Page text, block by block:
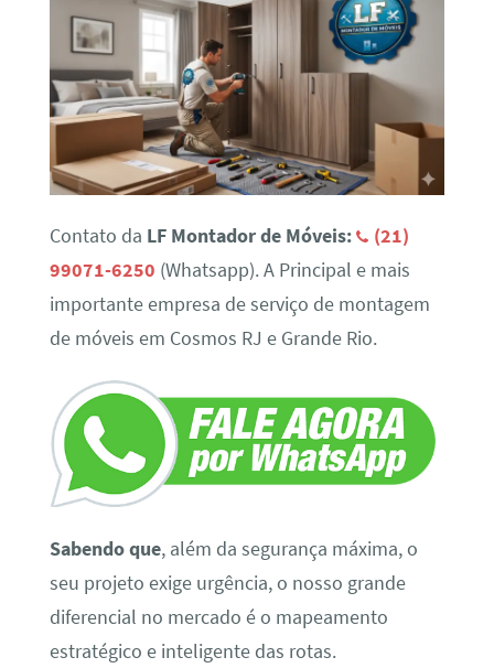
Contato da LF Montador de Móveis:
(21)
99071-6250 (Whatsapp). A Principal e mais
importante empresa de serviço de montagem
de móveis em Cosmos RJ e Grande Rio.
Sabendo que, além da segurança máxima, o
seu projeto exige urgência, o nosso grande
diferencial no mercado é o mapeamento
estratégico e inteligente das rotas.